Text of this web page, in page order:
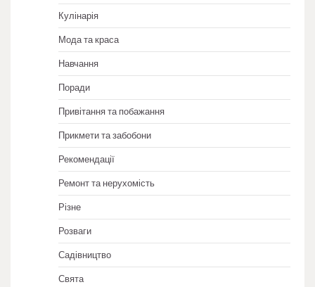
Кулінарія
Мода та краса
Навчання
Поради
Привітання та побажання
Прикмети та забобони
Рекомендації
Ремонт та нерухомість
Різне
Розваги
Садівництво
Свята